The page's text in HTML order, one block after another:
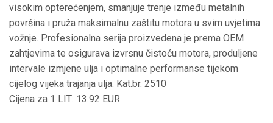
visokim opterećenjem, smanjuje trenje između metalnih
površina i pruža maksimalnu zaštitu motora u svim uvjetima
vožnje. Profesionalna serija proizvedena je prema OEM
zahtjevima te osigurava izvrsnu čistoću motora, produljene
intervale izmjene ulja i optimalne performanse tijekom
cijelog vijeka trajanja ulja. Kat.br. 2510
Cijena za 1 LIT: 13.92 EUR